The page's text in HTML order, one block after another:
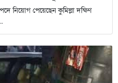
নিয়োগ পেয়েছেন কুমিল্লা দক্ষিণ